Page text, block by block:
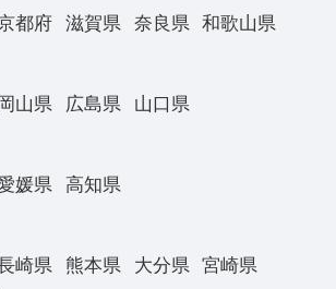
都府 滋賀県 奈良県 和歌山県
岡山県 広島県 山口県
媛県 高知県
崎県 熊本県 大分県
宮崎県